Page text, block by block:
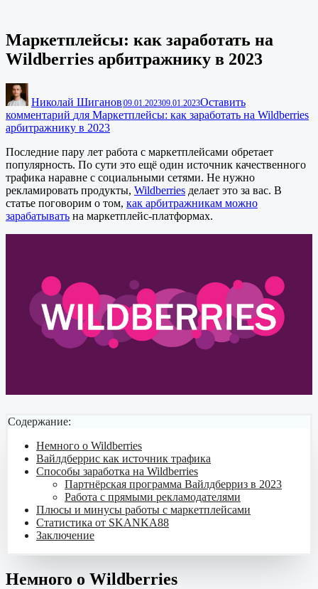
Маркетплейсы: как заработать на
Wildberries арбитражнику в 2023
Николай Шиганов|09.01.202309.01.2023Оставить
комментарий для Маркетплейсы: как заработать на Wildberries
арбитражнику в 2023
Последние пару лет работа с маркетплейсами обретает
популярность. По сути это ещё один источник качественного
трафика наравне с социальными сетями. Не нужно
рекламировать продукты, Wildberries делает это за вас. В
статье поговорим о том, как арбитражникам можно
зарабатывать на маркетплейс-платформах.
Содержание:
Немного о Wildberries
Вайлдберрис как источник трафика
Способы заработка на Wildberries
Партнёрская программа Вайлдберриз в 2023
Работа с прямыми рекламодателями
Плюсы и минусы работы с маркетплейсами
Статистика от SKANKA88
Заключение
Немного о Wildberries